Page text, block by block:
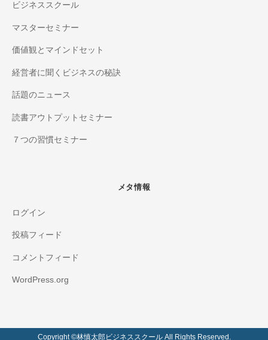
ビジネススクール
マスターセミナー
価値観とマインドセット
経営者に聞くビジネスの秘訣
話題のニュース
読書アウトプットセミナー
７つの習慣セミナー
メタ情報
ログイン
投稿フィード
コメントフィード
WordPress.org
Copyright ©️林慎太郎ビジネススクール All Rights Reserved.